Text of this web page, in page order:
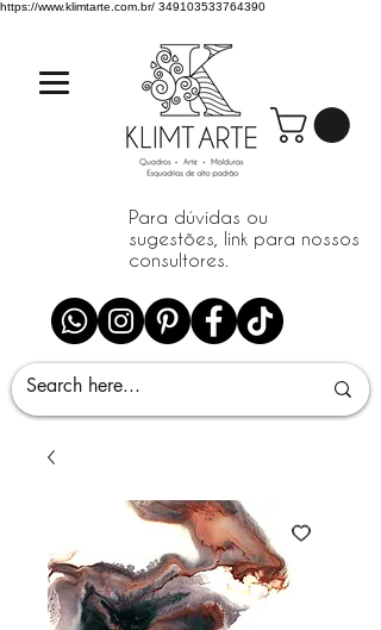
https://www.klimtarte.com.br/ 349103533764390
Para dúvidas ou
sugestões, link para nossos
consultores.